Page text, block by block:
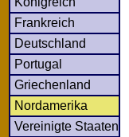
Frankreich
Deutschland
Portugal
Griechenland
Nordamerika
Vereinigte Staaten